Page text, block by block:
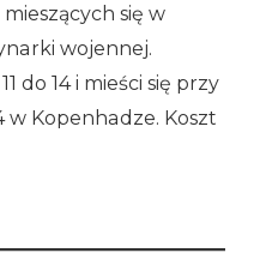
się w
wojennej.
do 14 i mieści się przy
Kopenhadze. Koszt